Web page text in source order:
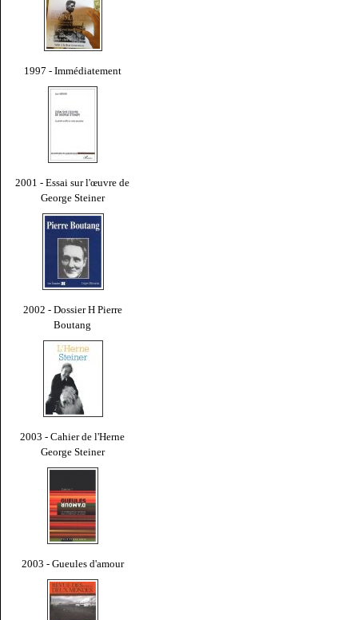
1997 - Immédiatement
2001 - Essai sur l'œuvre de
George Steiner
2002 - Dossier H Pierre
Boutang
2003 - Cahier de l'Herne
George Steiner
2003 - Gueules d'amour